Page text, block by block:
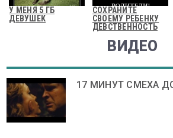
У МЕНЯ 5 ГБ
ДЕВУШЕК
СОХРАНИТЕ
СВОЕМУ РЕБЕНКУ
ДЕВСТВЕННОСТЬ
ВИДЕО
17 МИНУТ СМЕХА